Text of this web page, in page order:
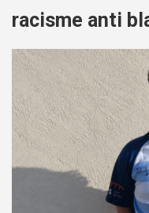
racisme anti